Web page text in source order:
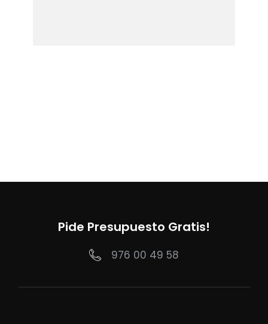
Pide Presupuesto Gratis!
976 00 49 58